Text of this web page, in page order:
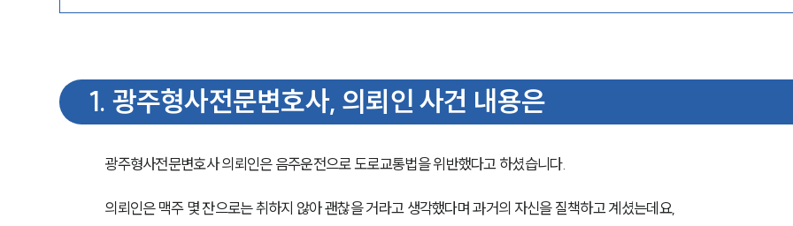
1. 광주형사전문변호사, 의뢰인 사건 내용은
광주형사전문변호사 의뢰인은 음주운전으로 도로교통법을 위반했다고 하셨습니다.
의뢰인은 맥주 몇 잔으로는 취하지 않아 괜찮을 거라고 생각했다며 과거의 자신을 질책하고 계셨는데요,